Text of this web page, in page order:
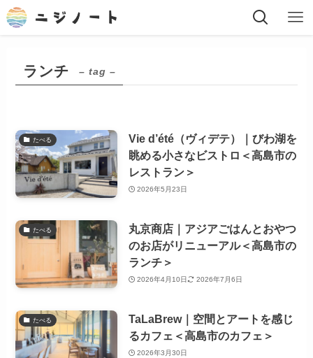
ランチ – tag –
たべる
Vie d’été（ヴィデテ）｜びわ湖を
眺める小さなビストロ＜高島市の
レストラン＞
2026年5月23日
たべる
丸京商店｜アジアごはんとおやつ
のお店がリニューアル＜高島市の
ランチ＞
2026年4月10日 2026年7月6日
たべる
TaLaBrew｜空間とアートを感じ
るカフェ＜高島市のカフェ＞
2026年3月30日